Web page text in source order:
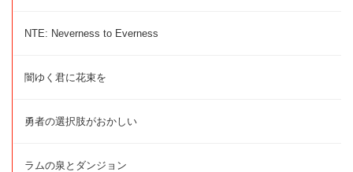
NTE: Neverness to Everness
闇ゆく君に花束を
勇者の選択肢がおかしい
ラムの泉とダンジョン